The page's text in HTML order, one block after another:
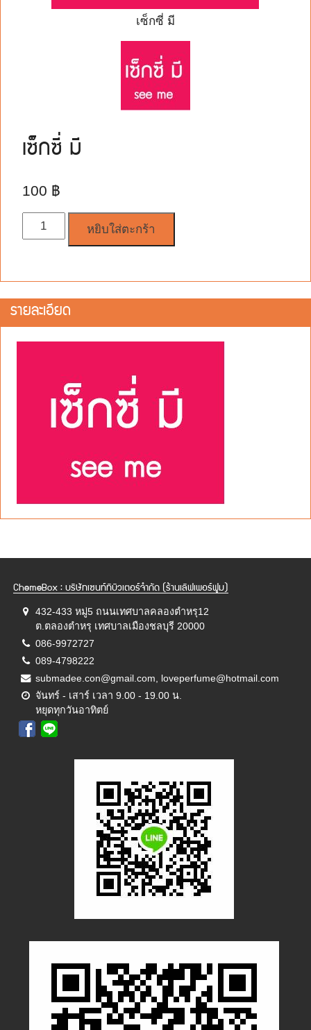
เซ็กซี่ มี
เซ็กซี่ มี
100 ฿
จำนวน
หยิบใส่ตะกร้า
รายละเอียด
ChemeBox : บริษัทเซนท์ทิบิวเตอร์จำกัด (ร้านเลิฟเพอร์ฟูม)
432-433 หมู่5 ถนนเทศบาลคลองตำหรุ12
ต.ตลองตำหรุ เทศบาลเมืองชลบุรี 20000
086-9972727
089-4798222
submadee.con@gmail.com, loveperfume@hotmail.com
จันทร์ - เสาร์ เวลา 9.00 - 19.00 น.
หยุดทุกวันอาทิตย์